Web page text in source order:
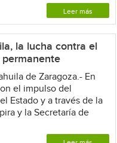
Leer más
la lucha contra el
de Zaragoza.- En
el impulso del
Estado y a través de la
y la Secretaría de